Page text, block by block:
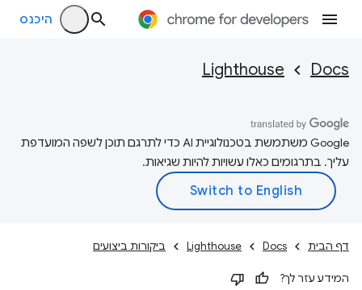
היכנס
Docs
Lighthouse
‫Google משתמשת בטכנולוגיית AI כדי לתרגם תוכן לשפה המועדפת
עליך. בתרגומים כאלו עשויות להיות שגיאות.
דף הבית Docs
Lighthouse ביקורות ביצועים
המידע עזר לך?